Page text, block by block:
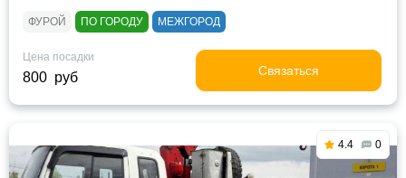
ФУРОЙ ПО ГОРОДУ МЕЖГОРОД
Цена посадки
800 руб Связаться
4.4 0